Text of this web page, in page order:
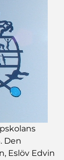
Den
Eslöv Edvin